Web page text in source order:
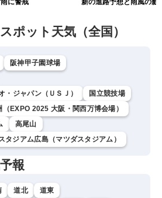
ポット天気（全国）
阪神甲子園球場
・ジャパン（ＵＳＪ）
国立競技場
（EXPO 2025 大阪・関西万博会場）
高尾山
ジアム広島（マツダスタジアム）
報
道北 道東